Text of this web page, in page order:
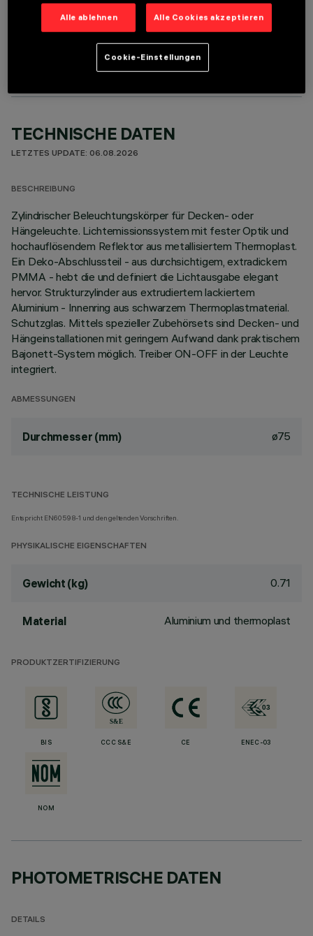
OPTIONALE KOMPONENTEN
TECHNISCHE DATEN
LETZTES UPDATE: 06.08.2026
BESCHREIBUNG
Zylindrischer Beleuchtungskörper für Decken- oder
Hängeleuchte. Lichtemissionssystem mit fester Optik und
hochauflösendem Reflektor aus metallisiertem Thermoplast.
Ein Deko-Abschlussteil - aus durchsichtigem, extradickem
PMMA - hebt die und definiert die Lichtausgabe elegant
hervor. Strukturzylinder aus extrudiertem lackiertem
Aluminium - Innenring aus schwarzem Thermoplastmaterial.
Schutzglas. Mittels spezieller Zubehörsets sind Decken- und
Hängeinstallationen mit geringem Aufwand dank praktischem
Bajonett-System möglich. Treiber ON-OFF in der Leuchte
integriert.
ABMESSUNGEN
Durchmesser (mm) ø75
TECHNISCHE LEISTUNG
Entspricht EN60598-1 und den geltenden Vorschriften.
PHYSIKALISCHE EIGENSCHAFTEN
Gewicht (kg) 0.71
Material Aluminium und thermoplast
PRODUKTZERTIFIZIERUNG
BIS CCC S&E CE ENEC-03
NOM
PHOTOMETRISCHE DATEN
DETAILS
Alle ablehnen Alle Cookies akzeptieren
Cookie-Einstellungen